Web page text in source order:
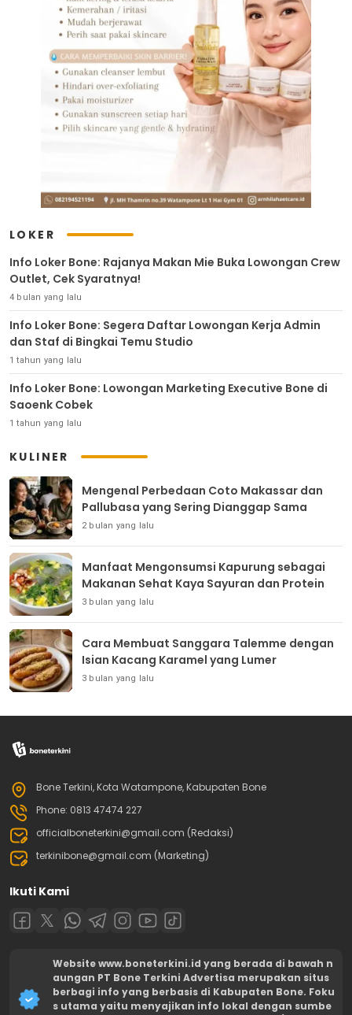
LOKER
Info Loker Bone: Rajanya Makan Mie Buka Lowongan Crew
Outlet, Cek Syaratnya!
4 bulan yang lalu
Info Loker Bone: Segera Daftar Lowongan Kerja Admin
dan Staf di Bingkai Temu Studio
1 tahun yang lalu
Info Loker Bone: Lowongan Marketing Executive Bone di
Saoenk Cobek
1 tahun yang lalu
KULINER
Mengenal Perbedaan Coto Makassar dan
Pallubasa yang Sering Dianggap Sama
2 bulan yang lalu
Manfaat Mengonsumsi Kapurung sebagai
Makanan Sehat Kaya Sayuran dan Protein
3 bulan yang lalu
Cara Membuat Sanggara Talemme dengan
Isian Kacang Karamel yang Lumer
3 bulan yang lalu
Bone Terkini, Kota Watampone, Kabupaten Bone
Phone: 0813 47474 227
officialboneterkini@gmail.com (Redaksi)
terkinibone@gmail.com (Marketing)
Ikuti Kami
Website www.boneterkini.id yang berada di bawah n
aungan PT Bone Terkini Advertisa merupakan situs
berbagi info yang berbasis di Kabupaten Bone. Foku
s utama yaitu menyajikan info lokal dengan sumbe